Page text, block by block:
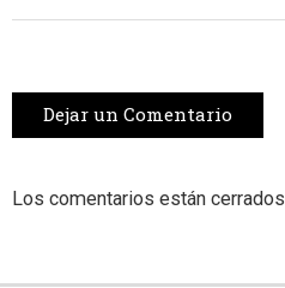
Dejar un Comentario
Los comentarios están cerrados